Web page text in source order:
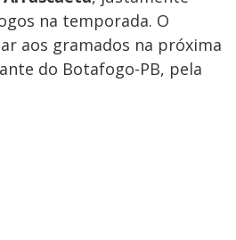
na temporada. O
aos gramados na próxima
do Botafogo-PB, pela